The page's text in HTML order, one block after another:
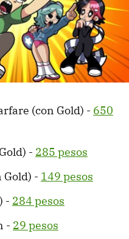
(con Gold) - 650
- 285 pesos
- 149 pesos
- 284 pesos
- 29 pesos